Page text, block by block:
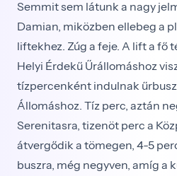
Semmit sem látunk a nagy
Damian, miközben ellebeg a
liftekhez. Zúg a feje. A lift a fő
Helyi Érdekű Űrállomáshoz
tízpercenként indulnak
Állomáshoz. Tíz perc, aztán
Serenitasra, tizenöt perc a
átvergődik a tömegen, 4-5
buszra, még negyven, amíg a